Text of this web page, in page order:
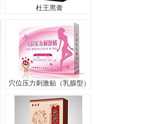
杜王黑膏
穴位压力刺激贴（乳腺型）